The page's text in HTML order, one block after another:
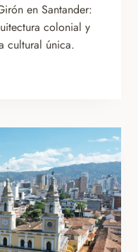
en Santander:
colonial y
cultural única.